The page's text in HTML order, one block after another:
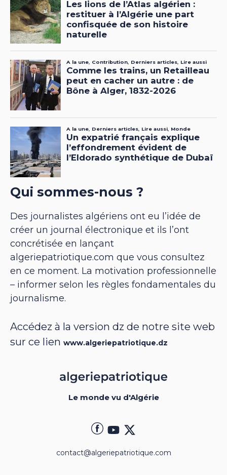
Qui sommes-nous ?
Des journalistes algériens ont eu l’idée de
créer un journal électronique et ils l’ont
concrétisée en lançant
algeriepatriotique.com que vous consultez
en ce moment. La motivation professionnelle
– informer selon les règles fondamentales du
journalisme.
Accédez à la version dz de notre site web
sur ce lien www.algeriepatriotique.dz
Le monde vu d'Algérie
contact@algeriepatriotique.com